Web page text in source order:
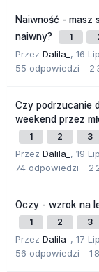
Naiwność - masz
naiwny?
1
Przez Dalila_ , 16
55 odpowiedzi 2
Czy podrzucanie
weekend przez
1 2 3
Przez Dalila_ , 19
74 odpowiedzi 2
Oczy - wzrok na
1 2 3
Przez Dalila_ , 17
56 odpowiedzi 1